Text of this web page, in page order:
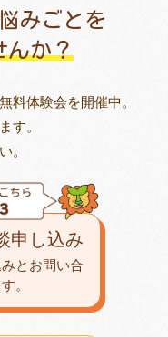
みごとを
んか？
料体験会を開催中。
す。
。
申し込み
とお問い合
。